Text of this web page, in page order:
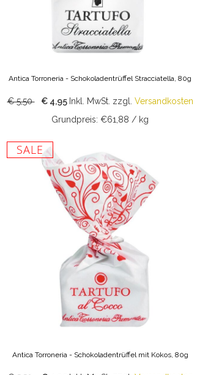
Antica Torroneria - Schokoladentrüffel Stracciatella, 80g
€ 5,50 € 4,95 Inkl. MwSt. zzgl. Versandkosten
Grundpreis: €61,88 / kg
SALE
Antica Torroneria - Schokoladentrüffel mit Kokos, 80g